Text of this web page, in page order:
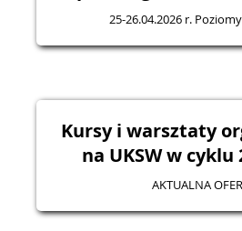
25-26.04.2026 r.
Kursy i warsztaty
na UKSW w cyklu
AKTUALNA